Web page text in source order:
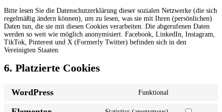
Bitte lesen Sie die Datenschutzerklärung dieser sozialen Netzwerke (die sich
regelmäßig ändern können), um zu lesen, was sie mit Ihren (persönlichen)
Daten tun, die sie mit diesen Cookies verarbeiten. Die abgerufenen Daten
werden so weit wie möglich anonymisiert. Facebook, LinkedIn, Instagram,
TikTok, Pinterest und X (Formerly Twitter) befinden sich in den
Vereinigten Staaten.
6. Platzierte Cookies
WordPress Funktional